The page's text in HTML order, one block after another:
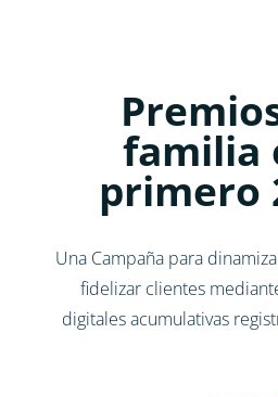
familia
primero
Una Campaña para
fidelizar clientes
digitales acumulativas